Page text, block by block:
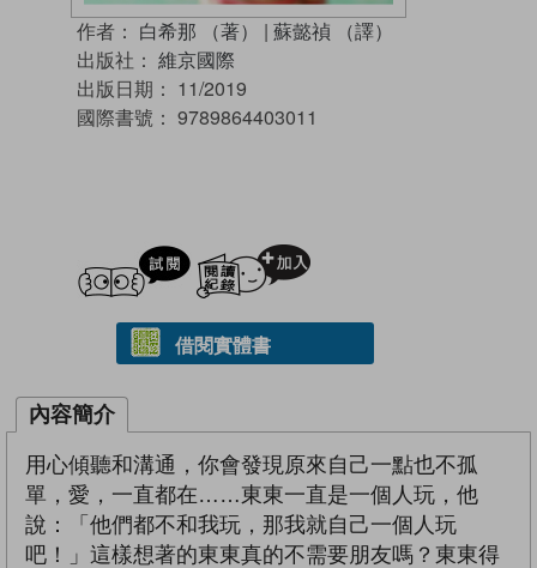
作者： 白希那 （著） | 蘇懿禎 （譯）
出版社： 維京國際
出版日期： 11/2019
國際書號： 9789864403011
試閲
借閱實體書
內容簡介
用心傾聽和溝通，你會發現原來自己一點也不孤
單，愛，一直都在……東東一直是一個人玩，他
說：「他們都不和我玩，那我就自己一個人玩
吧！」這樣想著的東東真的不需要朋友嗎？東東得